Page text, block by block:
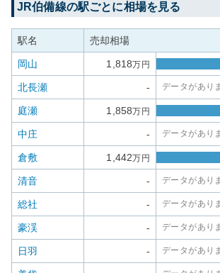
JR伯備線の駅ごとに相場を見る
駅名 売却相場
岡山 1,818万円
北長瀬 - データがあり
庭瀬 1,858万円
中庄 - データがあり
倉敷 1,442万円
清音 - データがあり
総社 - データがあり
豪渓 - データがあり
日羽 - データがあり